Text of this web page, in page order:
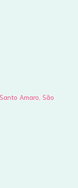
Amaro, São